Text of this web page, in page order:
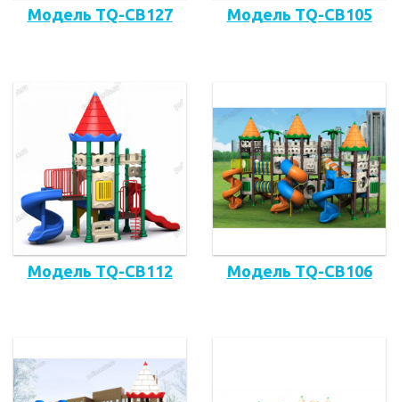
Модель TQ-CB127 Модель TQ-CB105
Модель TQ-CB112 Модель TQ-CB106